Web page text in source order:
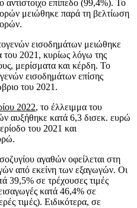
αντίστοιχο επίπεδο (99,4%). Το
μειώθηκε παρά τη βελτίωση
εισοδημάτων μειώθηκε
του 2021, κυρίως λόγω της
μερίσματα και κέρδη. Το
εισοδημάτων επίσης
του 2021.
2022, το έλλειμμα του
αυξήθηκε κατά 6,3 δισεκ. ευρώ
του 2021 και
αγαθών οφείλεται στη
από εκείνη των εξαγωγών. Οι
39,5% σε τρέχουσες τιμές
κατά 46,4% σε
τιμές). Ειδικότερα, σε